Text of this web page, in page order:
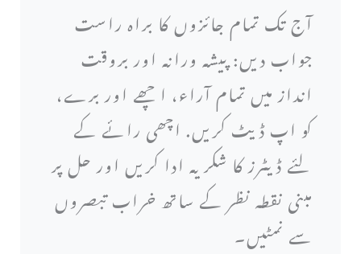
آج تک تمام جائزوں کا براہ راست
جواب دیں: پیشہ ورانہ اور بروقت
انداز میں تمام آراء، اچھے اور برے،
کو اپ ڈیٹ کریں. اچھی رائے کے
لئے ڈیٹرز کا شکریہ ادا کریں اور حل پر
مبنی نقطہ نظر کے ساتھ خراب تبصروں
سے نمٹیں۔